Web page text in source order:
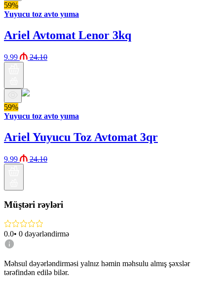
59%
Yuyucu toz avto yuma
Ariel Avtomat Lenor 3kq
9.99 24.10
59%
Yuyucu toz avto yuma
Ariel Yuyucu Toz Avtomat 3qr
9.99 24.10
Müştəri rəyləri
0.0• 0 dəyərləndirmə
Məhsul dəyərləndirməsi yalnız həmin məhsulu almış şəxslər
tərəfindən edilə bilər.